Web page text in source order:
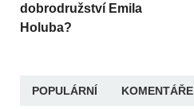
dobrodružství Emila
Holuba?
POPULÁRNÍ KOMENTÁŘE